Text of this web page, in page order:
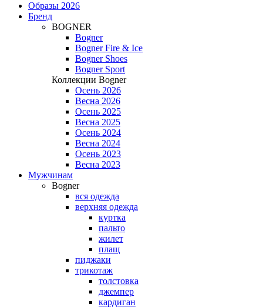
Образы 2026
Бренд
BOGNER
Bogner
Bogner Fire & Ice
Bogner Shoes
Bogner Sport
Коллекции Bogner
Осень 2026
Весна 2026
Осень 2025
Весна 2025
Осень 2024
Весна 2024
Осень 2023
Весна 2023
Мужчинам
Bogner
вся одежда
верхняя одежда
куртка
пальто
жилет
плащ
пиджаки
трикотаж
толстовка
джемпер
кардиган